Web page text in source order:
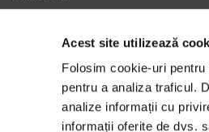
Acest site utilizează
Folosim cookie-uri
pentru a analiza traficul.
analize informații cu
informații oferite de dvs.
Cele mai căutate cărți
Blog Printre Carti
Cărţi sub 5 lei
Cărţi sub 8 lei